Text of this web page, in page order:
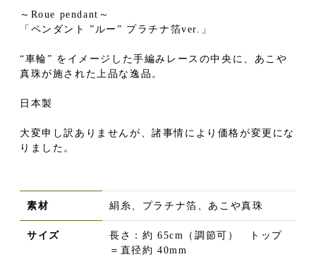
～Roue pendant～
「ペンダント ”ルー” プラチナ箔ver.」
“車輪” をイメージした手編みレースの中央に、あこや
真珠が施された上品な逸品。
日本製
大変申し訳ありませんが、諸事情により価格が変更にな
りました。
素材 絹糸、プラチナ箔、あこや真珠
サイズ
長さ：約 65cm（調節可） トップ
＝直径約 40mm